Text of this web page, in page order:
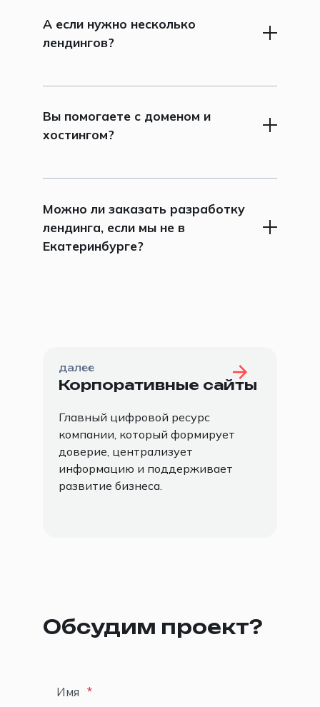
интеграции с CRM, формы и аналитику.
А если нужно несколько
лендингов?
Это удобно для тестирования разных
продуктов одновременно.
Вы помогаете с доменом и
хостингом?
необходимости подключаем домен и
размещаем сайт на хостинге.
Можно ли заказать разработку
лендинга, если мы не в
Екатеринбурге?
и часто ускоряет процесс. Показываем
прототипы и макеты через экран,
обсуждаем тексты, формы, интеграции
и правки голосом, фиксируем
договоренности без лишних встреч.
далее
Корпоративные сайты
Главный цифровой ресурс
компании, который формирует
доверие, централизует
информацию и поддерживает
развитие бизнеса.
Обсудим проект?
Имя